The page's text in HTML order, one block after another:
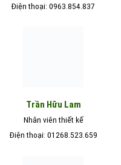
Điện thoại: 0963.854.837
Trần Hữu Lam
Nhân viên thiết kế
Điện thoại: 01268.523.659